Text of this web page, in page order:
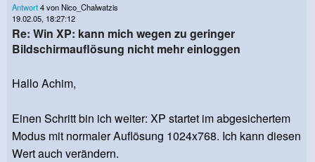
Antwort4 von Nico_Chalwatzis
19.02.05, 18:27:12
Re: Win XP: kann mich wegen zu geringer
Bildschirmauflösung nicht mehr einloggen
Hallo Achim,
Einen Schritt bin ich weiter: XP startet im abgesichertem
Modus mit normaler Auflösung 1024x768. Ich kann diesen
Wert auch verändern.